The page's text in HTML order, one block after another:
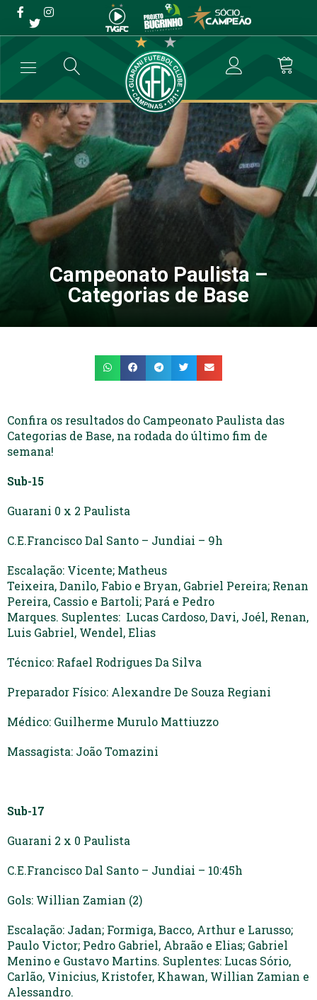
Campeonato Paulista –
Categorias de Base
→ Categoria de Base → Campeonato Paulista – Categorias de Base
Campeonato Paulista –
Categorias de Base
Confira os resultados do Campeonato Paulista das
Categorias de Base, na rodada do último fim de
semana!
Sub-15
Guarani 0 x 2 Paulista
C.E.Francisco Dal Santo – Jundiai – 9h
Escalação: Vicente; Matheus
Teixeira, Danilo, Fabio e Bryan, Gabriel Pereira; Renan
Pereira, Cassio e Bartoli; Pará e Pedro
Marques. Suplentes: Lucas Cardoso, Davi, Joél, Renan,
Luis Gabriel, Wendel, Elias
Técnico: Rafael Rodrigues Da Silva
Preparador Físico: Alexandre De Souza Regiani
Médico: Guilherme Murulo Mattiuzzo
Massagista: João Tomazini
Sub-17
Guarani 2 x 0 Paulista
C.E.Francisco Dal Santo – Jundiai – 10:45h
Gols: Willian Zamian (2)
Escalação: Jadan; Formiga, Bacco, Arthur e Larusso;
Paulo Victor; Pedro Gabriel, Abraão e Elias; Gabriel
Menino e Gustavo Martins. Suplentes: Lucas Sório,
Carlão, Vinicius, Kristofer, Khawan, Willian Zamian e
Alessandro.